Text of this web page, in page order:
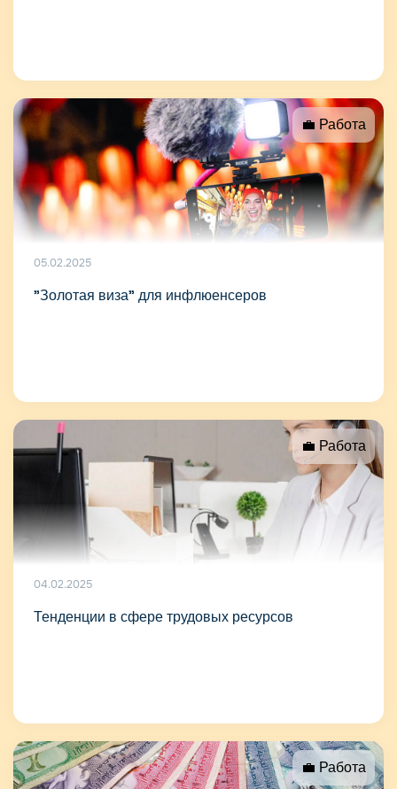
💼 Работа
05.02.2025
"Золотая виза" для инфлюенсеров
💼 Работа
04.02.2025
Тенденции в сфере трудовых ресурсов
💼 Работа